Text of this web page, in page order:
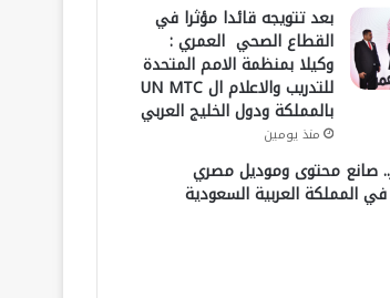
بعد تتويجه قائدا مؤثرا في
القطاع الصحي العمري :
وكيلا بمنظمة الامم المتحدة
للتدريب والاعلام ال UN MTC
بالمملكة ودول الخليج العربي
منذ يومين
صانع محتوى وموديل مصري
المملكة العربية السعودية